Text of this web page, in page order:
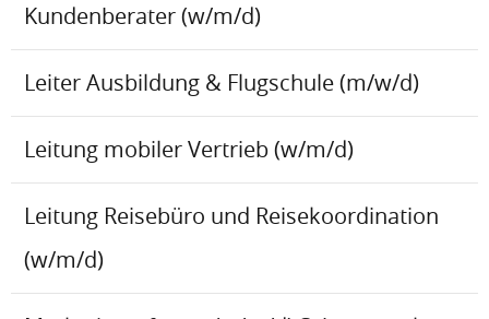
Kundenberater (w/m/d)
Leiter Ausbildung & Flugschule (m/w/d)
Leitung mobiler Vertrieb (w/m/d)
Leitung Reisebüro und Reisekoordination
(w/m/d)